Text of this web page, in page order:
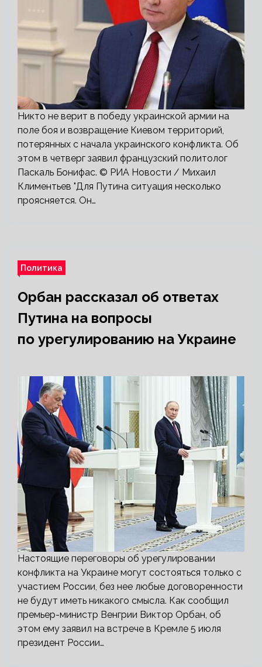
Никто не верит в победу украинской армии на
поле боя и возвращение Киевом территорий,
потерянных с начала украинского конфликта. Об
этом в четверг заявил французский политолог
Паскаль Бонифас. © РИА Новости / Михаил
Климентьев "Для Путина ситуация несколько
проясняется. Он…
Политика
Орбан рассказал об ответах
Путина на вопросы
по урегулированию на Украине
Настоящие переговоры об урегулировании
конфликта на Украине могут состояться только с
участием России, без нее любые договоренности
не будут иметь никакого смысла. Как сообщил
премьер-министр Венгрии Виктор Орбан, об
этом ему заявил на встрече в Кремле 5 июля
президент России…